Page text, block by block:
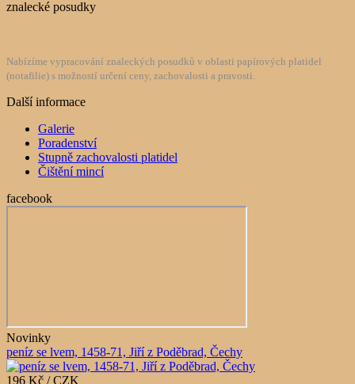
znalecké posudky
Nabízíme vypracování znaleckých posudků v oblasti papírových platidel
(notafilie) s možností určení ceny, zachovalosti a pravosti.
Další informace
Galerie
Poradenství
Stupně zachovalosti platidel
Čištění mincí
facebook
Novinky
peníz se lvem, 1458-71, Jiří z Poděbrad, Čechy
196 Kč / CZK